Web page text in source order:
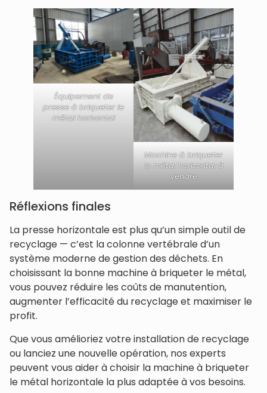
Équipement de
presse à briqueter le
métal horizontal
Machine à briqueter
le métal horizontal à
vendre
Réflexions finales
La presse horizontale est plus qu’un simple outil de
recyclage — c’est la colonne vertébrale d’un
système moderne de gestion des déchets. En
choisissant la bonne machine à briqueter le métal,
vous pouvez réduire les coûts de manutention,
augmenter l’efficacité du recyclage et maximiser le
profit.
Que vous amélioriez votre installation de recyclage
ou lanciez une nouvelle opération, nos experts
peuvent vous aider à choisir la machine à briqueter
le métal horizontale la plus adaptée à vos besoins.